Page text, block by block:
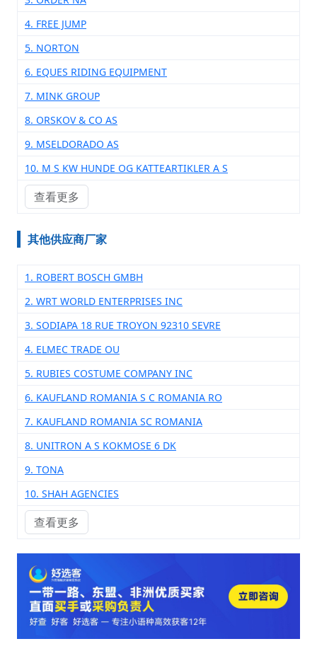
4. FREE JUMP
5. NORTON
6. EQUES RIDING EQUIPMENT
7. MINK GROUP
8. ORSKOV & CO AS
9. MSELDORADO AS
10. M S KW HUNDE OG KATTEARTIKLER A S
查看更多
其他供应商厂家
1. ROBERT BOSCH GMBH
2. WRT WORLD ENTERPRISES INC
3. SODIAPA 18 RUE TROYON 92310 SEVRE
4. ELMEC TRADE OU
5. RUBIES COSTUME COMPANY INC
6. KAUFLAND ROMANIA S C ROMANIA RO
7. KAUFLAND ROMANIA SC ROMANIA
8. UNITRON A S KOKMOSE 6 DK
9. TONA
10. SHAH AGENCIES
查看更多